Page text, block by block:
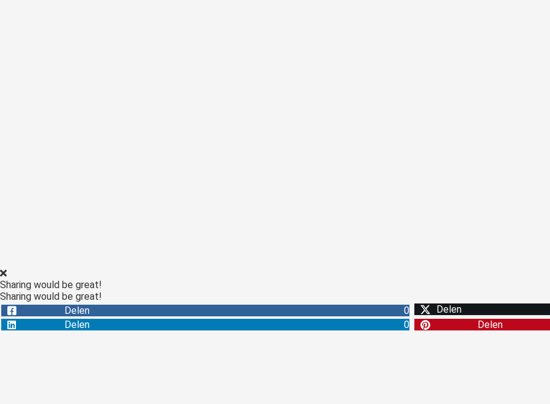
Sharing would be great!
Sharing would be great!
Delen
0
Delen
Delen
0 Delen